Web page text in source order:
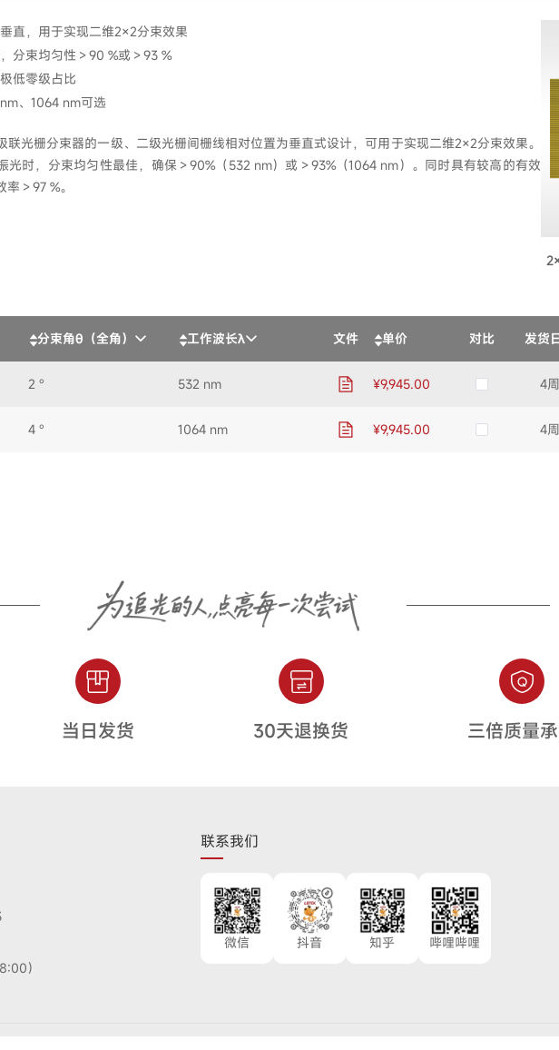
直，用于实现二维2×2分束效果
分束均匀性＞90 %或＞93 %
低零级占比
、1064 nm可选
联光栅分束器的一级、二级光栅间栅线相对位置为垂直式设计，可用于实现二维2×2分束效果。
光时，分束均匀性最佳，确保＞90%（532 nm）或＞93%（1064 nm）。同时具有较高的有效
＞97 %。
分束角θ（全角） 工作波长λ 文件 单价 对比 发货
2 ° 532 nm ¥9,945.00 4周
4 ° 1064 nm ¥9,945.00 4周
当日发货 30天退换货 三倍质量
）
联系我们
微信 抖音 知乎 哔哩哔哩